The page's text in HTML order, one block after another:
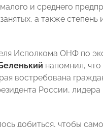
и среднего
а также степень
Исполкома ОНФ по
напомнил, что
востребована
России,
добиться, чтобы